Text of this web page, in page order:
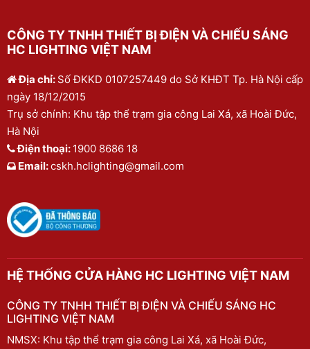
CÔNG TY TNHH THIẾT BỊ ĐIỆN VÀ CHIẾU SÁNG
HC LIGHTING VIỆT NAM
Địa chỉ: Số ĐKKD 0107257449 do Sở KHĐT Tp. Hà Nội cấp
ngày 18/12/2015
Trụ sở chính: Khu tập thể trạm gia công Lai Xá, xã Hoài Đức,
Hà Nội
Điện thoại: 1900 8686 18
Email:cskh.hclighting@gmail.com
HỆ THỐNG CỬA HÀNG HC LIGHTING VIỆT NAM
CÔNG TY TNHH THIẾT BỊ ĐIỆN VÀ CHIẾU SÁNG HC
LIGHTING VIỆT NAM
NMSX: Khu tập thể trạm gia công Lai Xá, xã Hoài Đức,